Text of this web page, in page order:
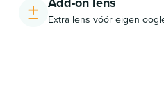
Extra lens vóór eigen